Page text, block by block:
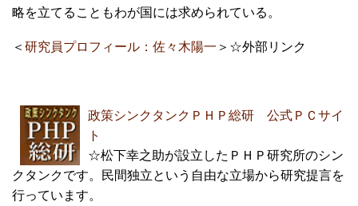
略を立てることもわが国には求められている。
＜ 研究員プロフィール：佐々木陽一 ＞☆外部リンク
政策シンクタンクＰＨＰ総研 公式ＰＣサイ
ト
☆松下幸之助が設立したＰＨＰ研究所のシン
クタンクです。民間独立という自由な立場から研究提言を
行っています。